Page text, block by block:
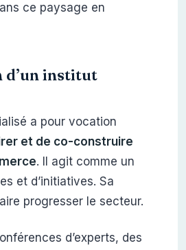
ce paysage en
d’un institut
a pour vocation
et de co-construire
. Il agit comme un
et d’initiatives. Sa
progresser le secteur.
d’experts, des